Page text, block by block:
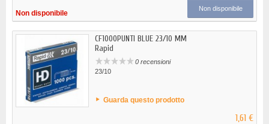
Non disponibile
Non disponibile
CF1000PUNTI BLUE 23/10 MM
Rapid
0 recensioni
23/10
Guarda questo prodotto
1,61 €